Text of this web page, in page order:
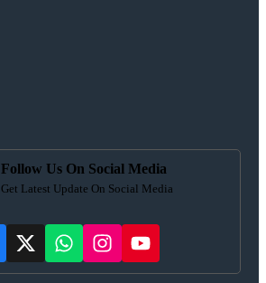
Follow Us On Social Media
Get Latest Update On Social Media